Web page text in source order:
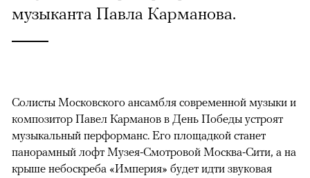
музыканта Павла Карманова.
Солисты Московского ансамбля современной музыки и
композитор Павел Карманов в День Победы устроят
музыкальный перформанс. Его площадкой станет
панорамный лофт Музея-Смотровой Москва-Сити, а на
крыше небоскреба «Империя» будет идти звуковая